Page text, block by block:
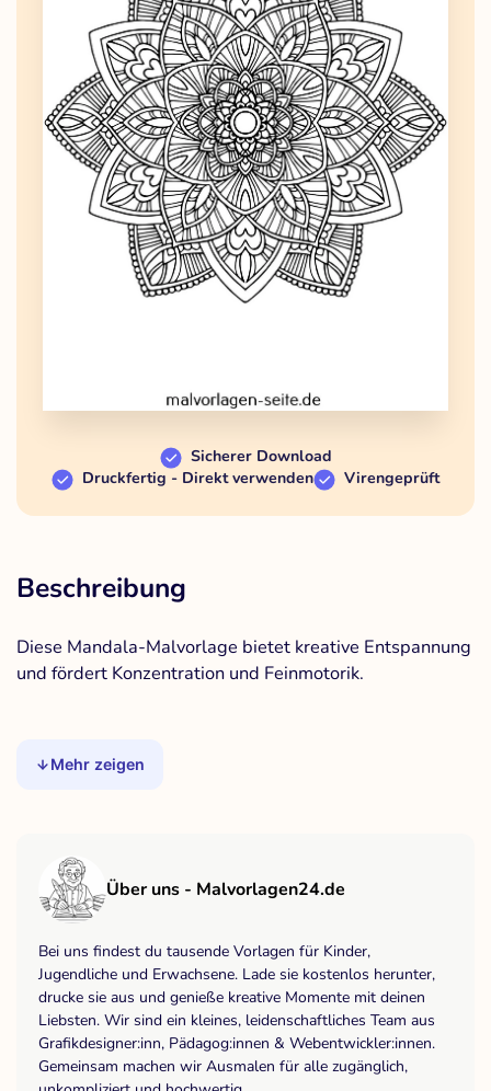
Sicherer Download
Druckfertig - Direkt verwenden
Virengeprüft
Beschreibung
Diese Mandala-Malvorlage bietet kreative Entspannung
und fördert Konzentration und Feinmotorik.
Mehr zeigen
Über uns - Malvorlagen24.de
Bei uns findest du tausende Vorlagen für Kinder,
Jugendliche und Erwachsene. Lade sie kostenlos herunter,
drucke sie aus und genieße kreative Momente mit deinen
Liebsten. Wir sind ein kleines, leidenschaftliches Team aus
Grafikdesigner:inn, Pädagog:innen & Webentwickler:innen.
Gemeinsam machen wir Ausmalen für alle zugänglich,